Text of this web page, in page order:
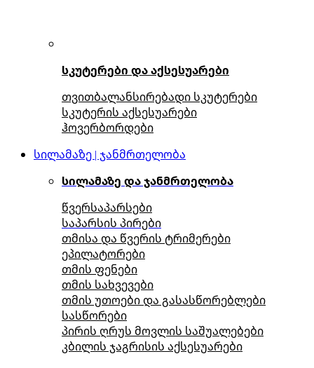
სკუტერები და აქსესუარები
თვითბალანსირებადი სკუტერები
სკუტერის აქსესუარები
ჰოვერბორდები
სილამაზე | ჯანმრთელობა
სილამაზე და ჯანმრთელობა
წვერსაპარსები
საპარსის პირები
თმისა და წვერის ტრიმერები
ეპილატორები
თმის ფენები
თმის სახვევები
თმის უთოები და გასასწორებლები
სასწორები
პირის ღრუს მოვლის საშუალებები
კბილის ჯაგრისის აქსესუარები